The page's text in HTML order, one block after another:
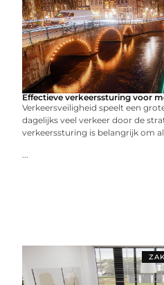
Effectieve verkeerssturing voor
Verkeersveiligheid speelt een
dagelijks veel verkeer door de
verkeerssturing is belangrijk om
...